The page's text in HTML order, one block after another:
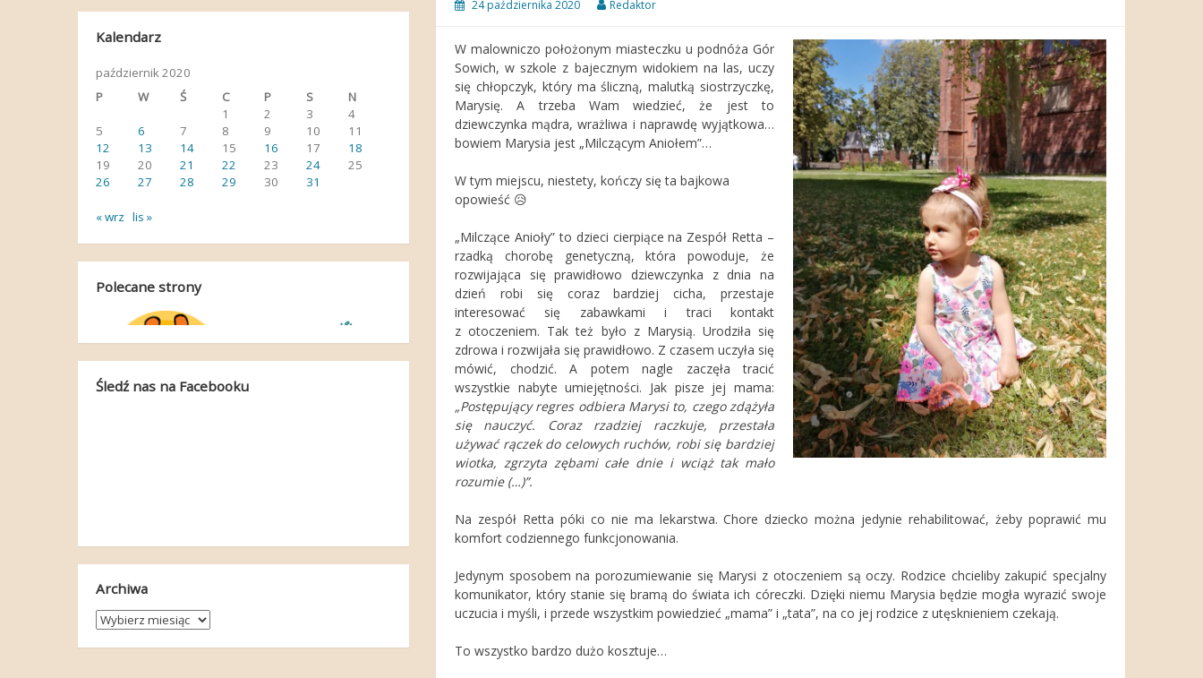
24 października 2020 Redaktor
W malowniczo położonym miasteczku u podnóża Gór
Sowich, w szkole z bajecznym widokiem na las, uczy
się chłopczyk, który ma śliczną, malutką siostrzyczkę,
Marysię. A trzeba Wam wiedzieć, że jest to
dziewczynka mądra, wrażliwa i naprawdę wyjątkowa…
bowiem Marysia jest „Milczącym Aniołem”…
W tym miejscu, niestety, kończy się ta bajkowa
opowieść 😥
„Milczące Anioły” to dzieci cierpiące na Zespół Retta –
rzadką chorobę genetyczną, która powoduje, że
rozwijająca się prawidłowo dziewczynka z dnia na
dzień robi się coraz bardziej cicha, przestaje
interesować się zabawkami i traci kontakt
z otoczeniem. Tak też było z Marysią. Urodziła się
zdrowa i rozwijała się prawidłowo. Z czasem uczyła się
mówić, chodzić. A potem nagle zaczęła tracić
wszystkie nabyte umiejętności. Jak pisze jej mama:
„Postępujący regres odbiera Marysi to, czego zdążyła
się nauczyć. Coraz rzadziej raczkuje, przestała
używać rączek do celowych ruchów, robi się bardziej
wiotka, zgrzyta zębami całe dnie i wciąż tak mało
rozumie (…)”.
Na zespół Retta póki co nie ma lekarstwa. Chore dziecko można jedynie rehabilitować, żeby poprawić mu
komfort codziennego funkcjonowania.
Jedynym sposobem na porozumiewanie się Marysi z otoczeniem są oczy. Rodzice chcieliby zakupić specjalny
komunikator, który stanie się bramą do świata ich córeczki. Dzięki niemu Marysia będzie mogła wyrazić swoje
uczucia i myśli, i przede wszystkim powiedzieć „mama” i „tata”, na co jej rodzice z utęsknieniem czekają.
To wszystko bardzo dużo kosztuje…
Kalendarz
październik 2020
P
W Ś C P S
N
1
2 3
4
5
6 7 8 9 10
11
12
13 14 15 16 17
18
19
20 21 22 23 24
25
26
27 28 29 30 31
« wrz lis »
Polecane strony
Śledź nas na Facebooku
Archiwa
Archiwa